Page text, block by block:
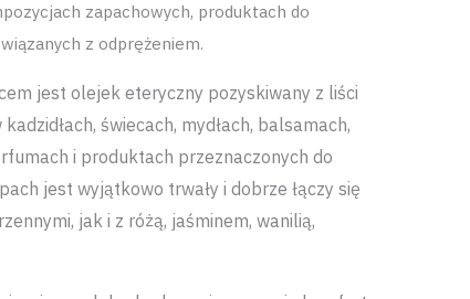
zapachowych, produktach do
z odprężeniem.
jest olejek eteryczny pozyskiwany z liści
świecach, mydłach, balsamach,
i produktach przeznaczonych do
jest wyjątkowo trwały i dobrze łączy się
jak i z różą, jaśminem, wanilią,